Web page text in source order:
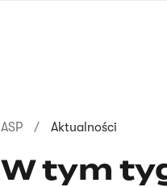
Ścieżka
nawigacyjna
ASP Aktualności
W tym